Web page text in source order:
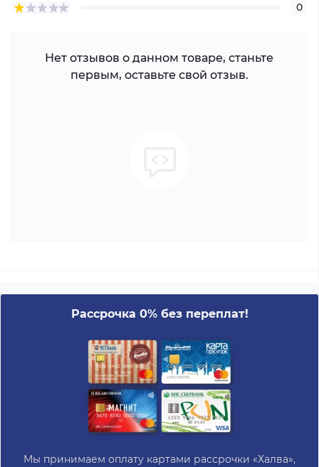
0
Нет отзывов о данном товаре, станьте
первым, оставьте свой отзыв.
Рассрочка 0% без переплат!
Мы принимаем оплату картами рассрочки «Халва»,